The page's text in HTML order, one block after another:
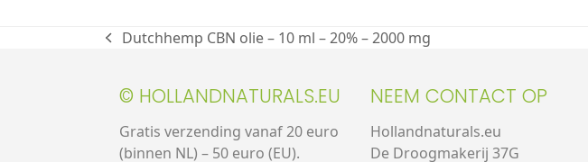
Dutchhemp CBN olie – 10 ml – 20% – 2000 mg
© HOLLANDNATURALS.EU
Gratis verzending vanaf 20 euro
(binnen NL) – 50 euro (EU).
NEEM CONTACT OP
Hollandnaturals.eu
De Droogmakerij 37G